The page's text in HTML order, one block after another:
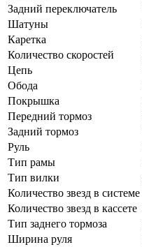
Задний переключатель
Шатуны
Каретка
Количество скоростей
Цепь
Обода
Покрышка
Передний тормоз
Задний тормоз
Руль
Тип рамы
Тип вилки
Количество звезд в системе
Количество звезд в кассете
Тип заднего тормоза
Ширина руля